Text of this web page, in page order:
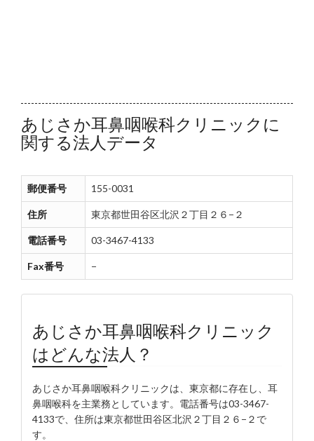
あじさか耳鼻咽喉科クリニックに
関する法人データ
郵便番号 155-0031
住所 東京都世田谷区北沢２丁目２６−２
電話番号 03-3467-4133
Fax番号 −
あじさか耳鼻咽喉科クリニック
はどんな法人？
あじさか耳鼻咽喉科クリニックは、東京都に存在し、耳
鼻咽喉科を主業務としています。電話番号は03-3467-
4133で、住所は東京都世田谷区北沢２丁目２６−２で
す。